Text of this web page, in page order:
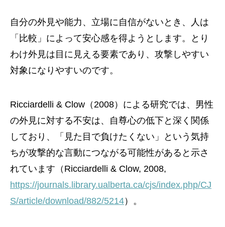
自分の外見や能力、立場に自信がないとき、人は
「比較」によって安心感を得ようとします。とり
わけ外見は目に見える要素であり、攻撃しやすい
対象になりやすいのです。
Ricciardelli & Clow（2008）による研究では、男性
の外見に対する不安は、自尊心の低下と深く関係
しており、「見た目で負けたくない」という気持
ちが攻撃的な言動につながる可能性があると示さ
れています（Ricciardelli & Clow, 2008,
https://journals.library.ualberta.ca/cjs/index.php/CJ
S/article/download/882/5214）。